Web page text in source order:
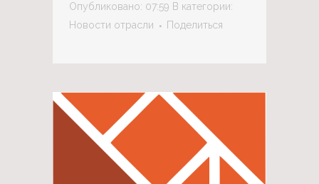
Опубликовано: 07:59 В категории:
Новости отрасли
Поделиться